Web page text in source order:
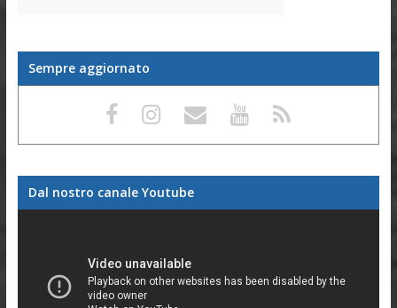
Sempre aggiornato
Dal nostro canale Youtube